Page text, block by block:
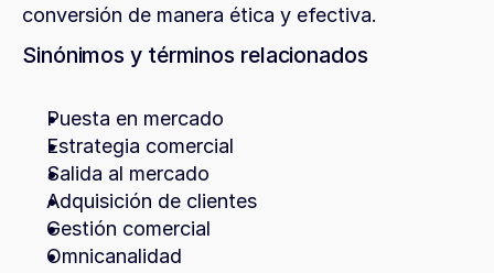
conversión de manera ética y efectiva.
Sinónimos y términos relacionados
Puesta en mercado
Estrategia comercial
Salida al mercado
Adquisición de clientes
Gestión comercial
Omnicanalidad